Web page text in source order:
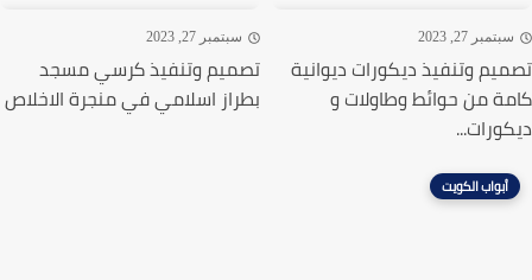
27, 2023
وتنفيذ ديكورات ديوانية
من حوائط وطاولات و
سبتمبر 27, 2023
تصميم وتنفيذ كرسي مسجد
بطراز اسلامي في منجرة الاخلاص
أبواب الكويت